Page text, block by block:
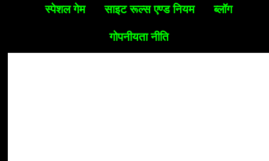
स्पेशल गेम साइट रूल्स एण्ड नियम ब्लॉग
गोपनीयता नीति